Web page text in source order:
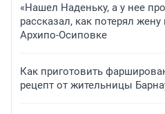
«Нашел Наденьку, а у нее
рассказал, как потерял
Архипо-Осиповке
Как приготовить
рецепт от жительницы